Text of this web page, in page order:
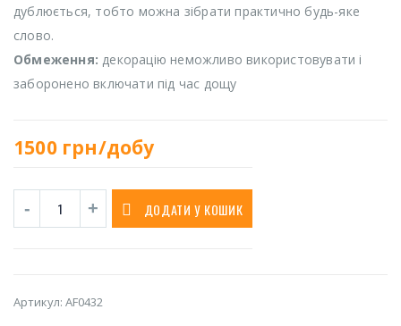
дублюється, тобто можна зібрати практично будь-яке
слово.
Обмеження: декорацію неможливо використовувати і
заборонено включати під час дощу
1500 грн/добу
ДОДАТИ У КОШИК
Артикул: AF0432